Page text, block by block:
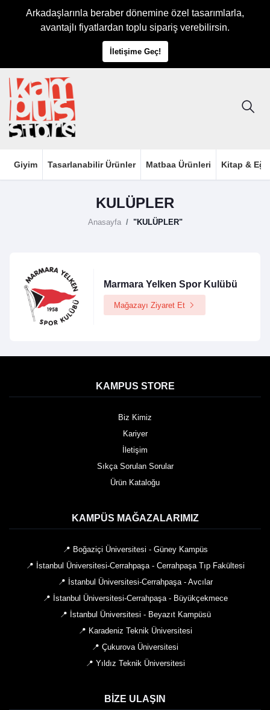
Arkadaşlarınla beraber dönemine özel tasarımlarla,
avantajlı fiyatlardan toplu sipariş verebilirsin.
İletişime Geç!
Giyim Tasarlanabilir Ürünler Matbaa Ürünleri Kitap &
KULÜPLER
Anasayfa "KULÜPLER"
Marmara Yelken Spor Kulübü
Mağazayı Ziyaret Et
KAMPUS STORE
Biz Kimiz
Kariyer
İletişim
Sıkça Sorulan Sorular
Ürün Kataloğu
KAMPÜS MAĞAZALARIMIZ
📍 Boğaziçi Üniversitesi - Güney Kampüs
📍 İstanbul Üniversitesi-Cerrahpaşa - Cerrahpaşa Tıp Fakültesi
📍 İstanbul Üniversitesi-Cerrahpaşa - Avcılar
📍 İstanbul Üniversitesi-Cerrahpaşa - Büyükçekmece
📍 İstanbul Üniversitesi - Beyazıt Kampüsü
📍 Karadeniz Teknik Üniversitesi
📍 Çukurova Üniversitesi
📍 Yıldız Teknik Üniversitesi
BIZE ULAŞIN